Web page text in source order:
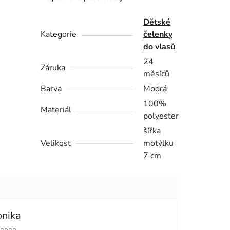
Kategorie
Dětské
čelenky
do vlasů
Záruka
24
měsíců
Barva
Modrá
Materiál
100%
polyester
Velikost
šířka
motýlku
7 cm